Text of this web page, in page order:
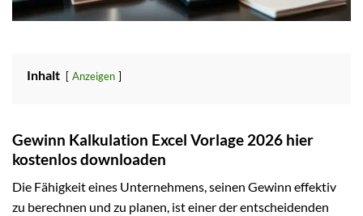
Inhalt Anzeigen
Gewinn Kalkulation Excel Vorlage 2026 hier
kostenlos downloaden
Die Fähigkeit eines Unternehmens, seinen Gewinn effektiv
zu berechnen und zu planen, ist einer der entscheidenden